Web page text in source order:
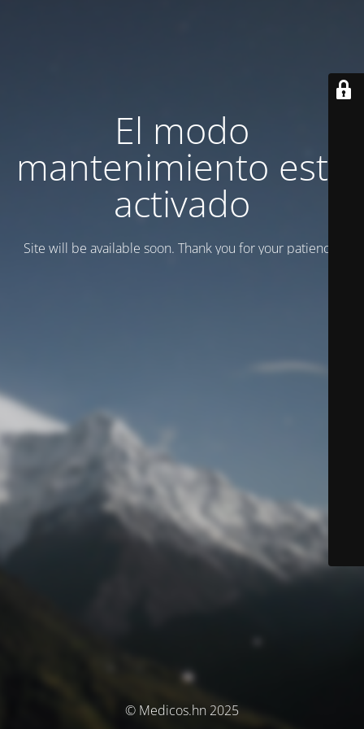
El modo
mantenimiento está
activado
Site will be available soon. Thank you for your patience!
© Medicos.hn 2025